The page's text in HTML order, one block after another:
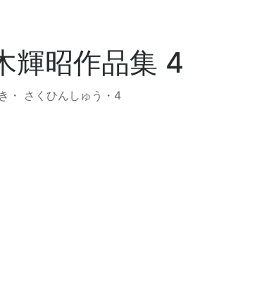
輝昭作品集 4
・ さくひんしゅう・4